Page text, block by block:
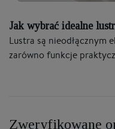
Jak wybrać idealne
Lustra są nieodłącznym
zarówno funkcje
Zweryfikowane